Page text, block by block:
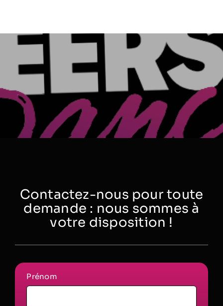
Contactez-nous pour toute
demande : nous sommes à
votre disposition !
Prénom